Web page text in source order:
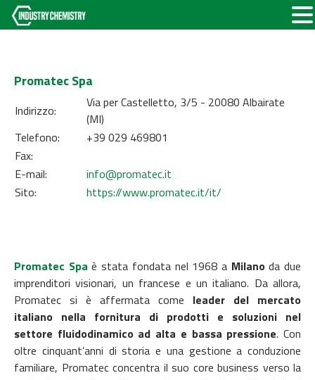
Promatec Spa
Indirizzo:
Via per Castelletto, 3/5 - 20080 Albairate
(MI)
Telefono:
+39 029 469801
Fax:
E-mail:
info@promatec.it
Sito:
https://www.promatec.it/it/
Promatec Spa è stata fondata nel 1968 a Milanoda due
imprenditori visionari, un francese e un italiano. Da allora,
Promatec si è affermata come leader del mercato
italiano nella fornitura di prodotti e soluzioni nel
settore fluidodinamico ad alta e bassa pressione. Con
oltre cinquant’anni di storia e una gestione a conduzione
familiare, Promatec concentra il suo core business verso la